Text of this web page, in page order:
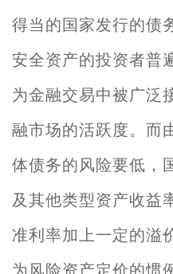
得当的国家发行的债
安全资产的投资者普
为金融交易中被广泛
融市场的活跃度。而
体债务的风险要低，
及其他类型资产收益
准利率加上一定的溢
为风险资产定价的惯